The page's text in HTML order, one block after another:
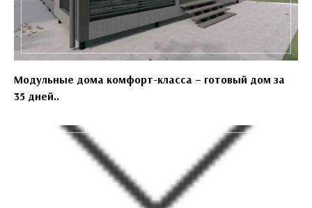
Модульные дома комфорт-класса – готовый дом за
35 дней..